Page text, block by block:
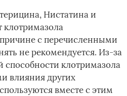
Нистатина и
клотримазола
с перечисленными
не рекомендуется. Из-за
способности клотримазола
влияния других
вместе с этим